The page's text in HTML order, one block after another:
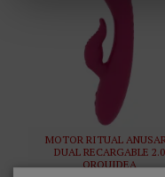
MOTOR RITUAL
DUAL RECARGABLE 2.0
ORQUIDEA